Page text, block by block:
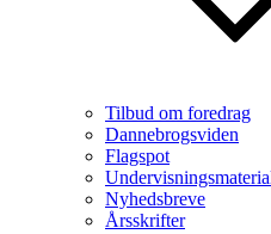
Tilbud om foredrag
Dannebrogsviden
Flagspot
Nyhedsbreve
Årsskrifter